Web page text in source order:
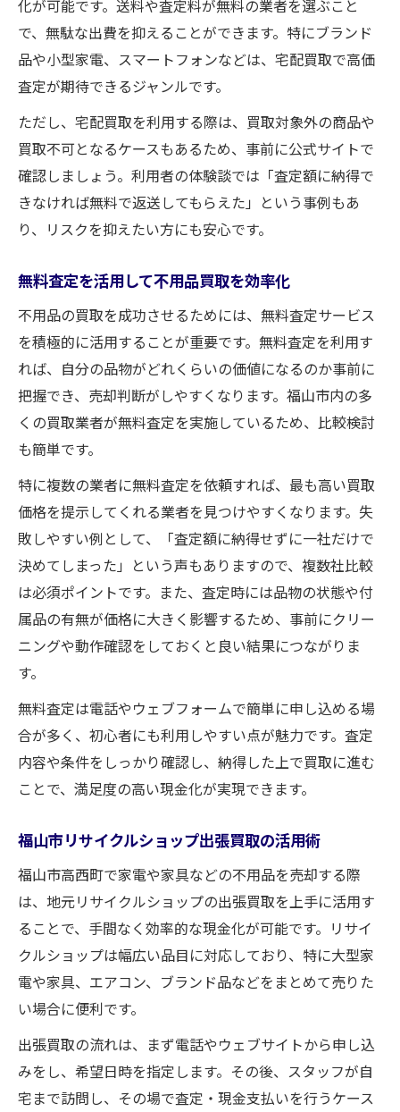
化が可能です。送料や査定料が無料の業者を選ぶこと
で、無駄な出費を抑えることができます。特にブランド
品や小型家電、スマートフォンなどは、宅配買取で高価
査定が期待できるジャンルです。
ただし、宅配買取を利用する際は、買取対象外の商品や
買取不可となるケースもあるため、事前に公式サイトで
確認しましょう。利用者の体験談では「査定額に納得で
きなければ無料で返送してもらえた」という事例もあ
り、リスクを抑えたい方にも安心です。
無料査定を活用して不用品買取を効率化
不用品の買取を成功させるためには、無料査定サービス
を積極的に活用することが重要です。無料査定を利用す
れば、自分の品物がどれくらいの価値になるのか事前に
把握でき、売却判断がしやすくなります。福山市内の多
くの買取業者が無料査定を実施しているため、比較検討
も簡単です。
特に複数の業者に無料査定を依頼すれば、最も高い買取
価格を提示してくれる業者を見つけやすくなります。失
敗しやすい例として、「査定額に納得せずに一社だけで
決めてしまった」という声もありますので、複数社比較
は必須ポイントです。また、査定時には品物の状態や付
属品の有無が価格に大きく影響するため、事前にクリー
ニングや動作確認をしておくと良い結果につながりま
す。
無料査定は電話やウェブフォームで簡単に申し込める場
合が多く、初心者にも利用しやすい点が魅力です。査定
内容や条件をしっかり確認し、納得した上で買取に進む
ことで、満足度の高い現金化が実現できます。
福山市リサイクルショップ出張買取の活用術
福山市高西町で家電や家具などの不用品を売却する際
は、地元リサイクルショップの出張買取を上手に活用す
ることで、手間なく効率的な現金化が可能です。リサイ
クルショップは幅広い品目に対応しており、特に大型家
電や家具、エアコン、ブランド品などをまとめて売りた
い場合に便利です。
出張買取の流れは、まず電話やウェブサイトから申し込
みをし、希望日時を指定します。その後、スタッフが自
宅まで訪問し、その場で査定・現金支払いを行うケース